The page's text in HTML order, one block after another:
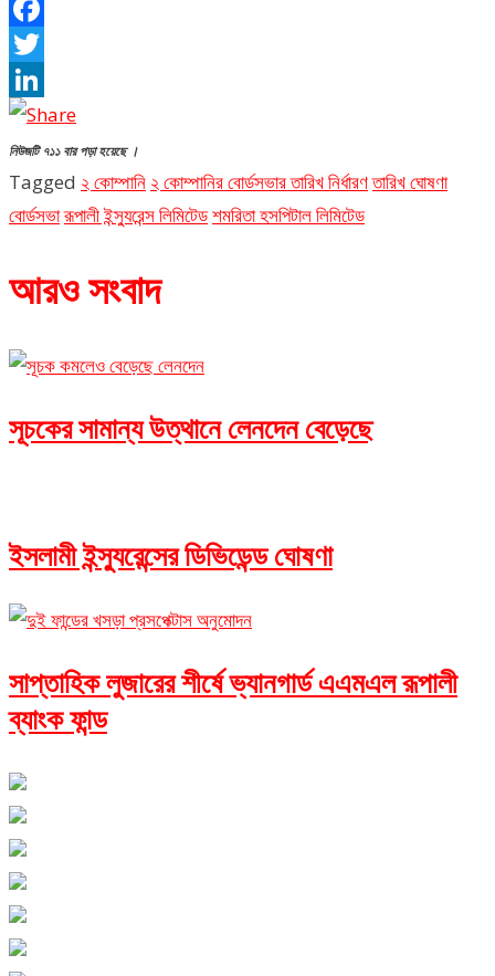
Facebook
Twitter
LinkedIn
নিউজটি ৭১১ বার পড়া হয়েছে ।
Tagged ২ কোম্পানি ২ কোম্পানির বোর্ডসভার তারিখ নির্ধারণতারিখ ঘোষণা
বোর্ডসভারূপালী ইন্স্যুরেন্স লিমিটেডশমরিতা হসপিটাল লিমিটেড
আরও সংবাদ
সূচকের সামান্য উত্থানে লেনদেন বেড়েছে
ইসলামী ইন্স্যুরেন্সের ডিভিডেন্ড ঘোষণা
সাপ্তাহিক লুজারের শীর্ষে ভ্যানগার্ড এএমএল রূপালী
ব্যাংক ফান্ড